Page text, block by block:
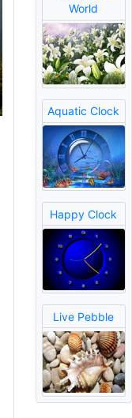
World
Aquatic Clock
Happy Clock
Live Pebble